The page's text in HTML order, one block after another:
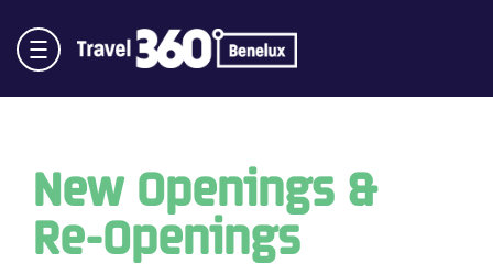
New Openings &
Re-Openings